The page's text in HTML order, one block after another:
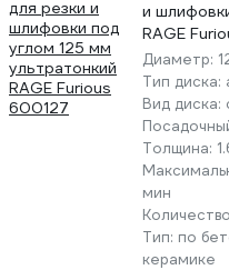
и
RAGE
Диаметр:
Тип диска:
Вид диска:
Толщина:
мин
Тип: по
керамике